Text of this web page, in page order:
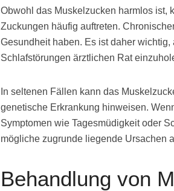
Obwohl das Muskelzucken harmlos ist,
Zuckungen häufig auftreten.
Gesundheit haben. Es ist daher
Schlafstörungen ärztlichen Rat
In seltenen Fällen kann das
genetische Erkrankung hinweisen.
Symptomen wie Tagesmüdigkeit oder
mögliche zugrunde liegende Ursachen
Behandlung von